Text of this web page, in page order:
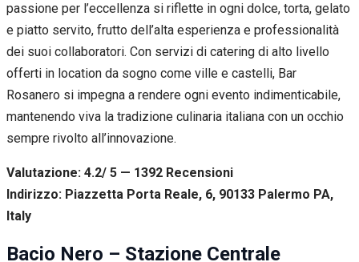
passione per l’eccellenza si riflette in ogni dolce, torta, gelato
e piatto servito, frutto dell’alta esperienza e professionalità
dei suoi collaboratori. Con servizi di catering di alto livello
offerti in location da sogno come ville e castelli, Bar
Rosanero si impegna a rendere ogni evento indimenticabile,
mantenendo viva la tradizione culinaria italiana con un occhio
sempre rivolto all’innovazione.
Valutazione: 4.2/ 5 — 1392 Recensioni
Indirizzo: Piazzetta Porta Reale, 6, 90133 Palermo PA,
Italy
Bacio Nero – Stazione Centrale